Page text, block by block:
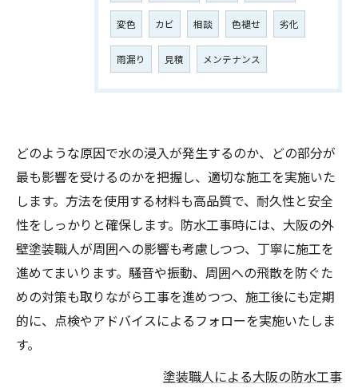
変色 カビ 相談 色褪せ 劣化
雨漏り 見積 メンテナンス
どのような原因で水の浸入が発生するのか、どの部分が
最も影響を受けるのかを把握し、適切な施工を実施いた
します。方法を使用する材料も高品質で、耐久性と安全
性をしっかりと確保します。防水工事時には、大阪の外
壁塗装職人が周囲への影響も考慮しつつ、丁寧に施工を
進めてまいります。騒音や振動、周囲への飛散を防ぐた
めの対策も取りながら工事を進めつつ、施工後にも定期
的に、点検やアドバイスによるフォローを実施いたしま
す。
塗装職人による大阪の防水工事